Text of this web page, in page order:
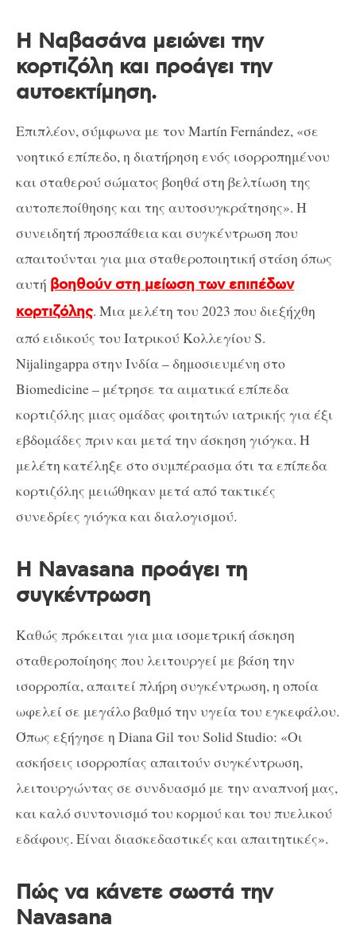
Η Ναβασάνα μειώνει την
κορτιζόλη και προάγει την
αυτοεκτίμηση.
Επιπλέον, σύμφωνα με τον Martín Fernández, «σε
νοητικό επίπεδο, η διατήρηση ενός ισορροπημένου
και σταθερού σώματος βοηθά στη βελτίωση της
αυτοπεποίθησης και της αυτοσυγκράτησης». Η
συνειδητή προσπάθεια και συγκέντρωση που
απαιτούνται για μια σταθεροποιητική στάση όπως
αυτή βοηθούν στη μείωση των επιπέδων
κορτιζόλης. Μια μελέτη του 2023 που διεξήχθη
από ειδικούς του Ιατρικού Κολλεγίου S.
Nijalingappa στην Ινδία – δημοσιευμένη στο
Biomedicine – μέτρησε τα αιματικά επίπεδα
κορτιζόλης μιας ομάδας φοιτητών ιατρικής για έξι
εβδομάδες πριν και μετά την άσκηση γιόγκα. Η
μελέτη κατέληξε στο συμπέρασμα ότι τα επίπεδα
κορτιζόλης μειώθηκαν μετά από τακτικές
συνεδρίες γιόγκα και διαλογισμού.
Η Navasana προάγει τη
συγκέντρωση
Καθώς πρόκειται για μια ισομετρική άσκηση
σταθεροποίησης που λειτουργεί με βάση την
ισορροπία, απαιτεί πλήρη συγκέντρωση, η οποία
ωφελεί σε μεγάλο βαθμό την υγεία του εγκεφάλου.
Όπως εξήγησε η Diana Gil του Solid Studio: «Οι
ασκήσεις ισορροπίας απαιτούν συγκέντρωση,
λειτουργώντας σε συνδυασμό με την αναπνοή μας,
και καλό συντονισμό του κορμού και του πυελικού
εδάφους. Είναι διασκεδαστικές και απαιτητικές».
Πώς να κάνετε σωστά την
Navasana